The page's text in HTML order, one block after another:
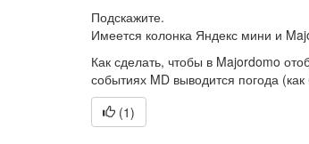
Подскажите.
Имеется колонка Яндекс мини и
Как сделать, чтобы в Majordomo
событиях MD выводится погода
(1)